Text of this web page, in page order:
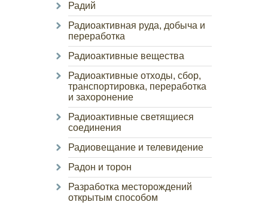
Радий
Радиоактивная руда, добыча и
переработка
Радиоактивные вещества
Радиоактивные отходы, сбор,
транспортировка, переработка
и захоронение
Радиоактивные светящиеся
соединения
Радиовещание и телевидение
Радон и торон
Разработка месторождений
открытым способом